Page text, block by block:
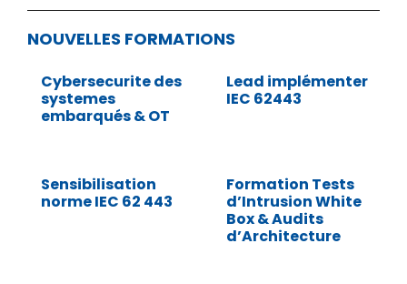
NOUVELLES FORMATIONS
Cybersecurite des
systemes
embarqués & OT
Lead implémenter
IEC 62443
Sensibilisation
norme IEC 62 443
Formation Tests
d’Intrusion White
Box & Audits
d’Architecture